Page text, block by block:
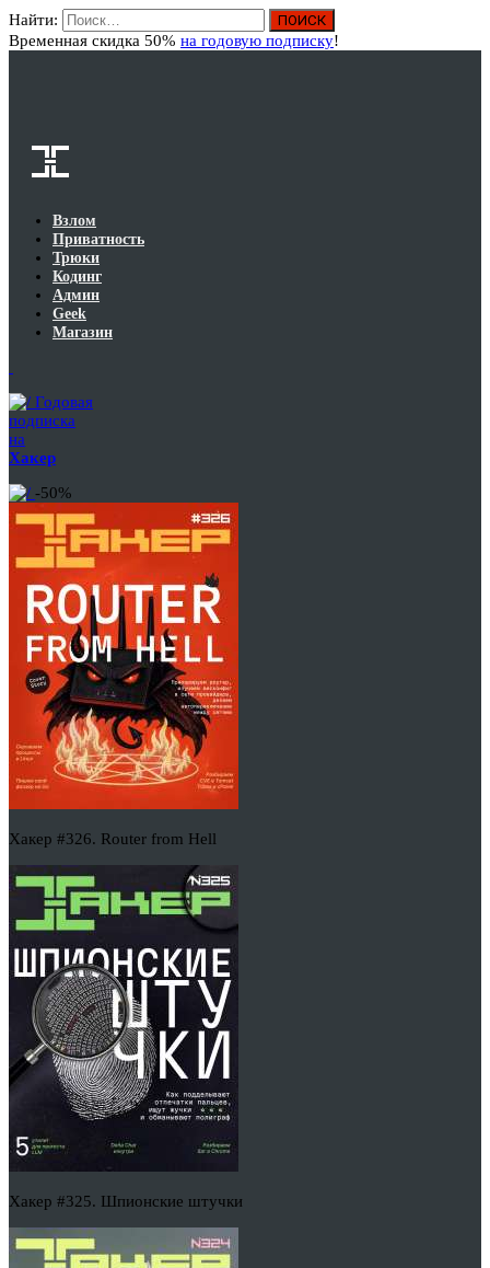
Найти:
Временная скидка 50% на годовую подписку!
Взлом
Приватность
Трюки
Кодинг
Админ
Geek
Магазин
Годовая
подписка
на
Хакер
-50%
Хакер #326. Router from Hell
Хакер #325. Шпионские штучки